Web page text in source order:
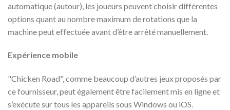
automatique (autour), les joueurs peuvent choisir différentes
options quant au nombre maximum de rotations que la
machine peut effectuée avant d’être arrêté manuellement.
Expérience mobile
"Chicken Road", comme beaucoup d’autres jeux proposés par
ce fournisseur, peut également être facilement mis en ligne et
s’exécute sur tous les appareils sous Windows ou iOS.